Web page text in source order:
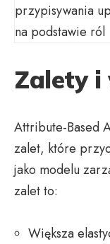
przypisywania
na podstawie ról
Zalety i
Attribute-Based
zalet, które
jako modelu
zalet to:
Większa